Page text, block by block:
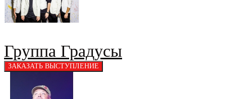
Группа Градусы